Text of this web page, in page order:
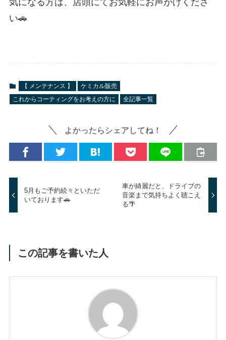
気になる方は、店頭にてお気軽にお声がけくださ
い🚗
【 メンテナンス 】
ケミカル販売
これからコーティングをお考えの方に
全記事一覧
よかったらシェアしてね！
5月もご予約続々といただ
いております🚗
車が綺麗だと、ドライブの
音楽まで気持ちよく聴こえ
る🌴
この記事を書いた人